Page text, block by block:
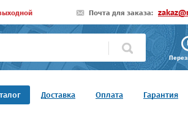
Почта для заказа:
Доставка Оплата Гарантия